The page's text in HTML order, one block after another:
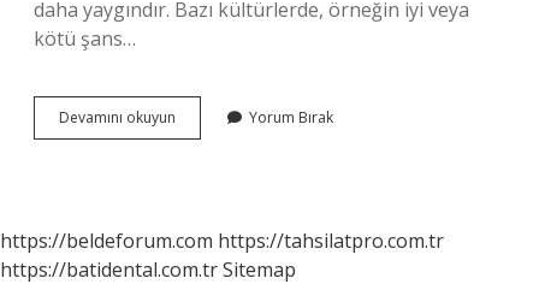
daha yaygındır. Bazı kültürlerde, örneğin iyi veya
kötü şans…
Devamını okuyun
Kedi
Yorum Bırak
https://beldeforum.com https://tahsilatpro.com.tr
https://batidental.com.trSitemap